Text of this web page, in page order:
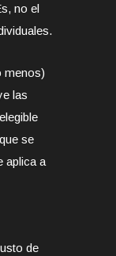
no el
menos)
las
se
aplica a
de